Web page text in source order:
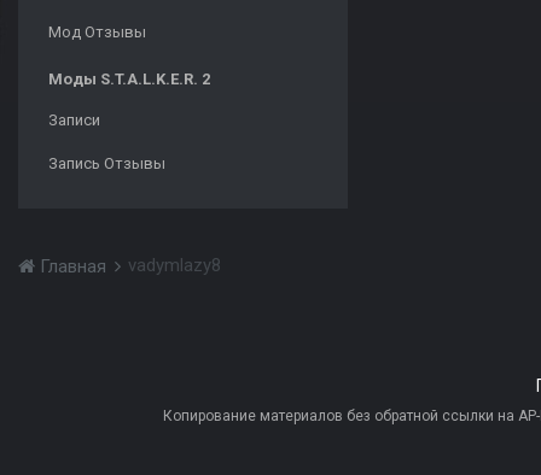
Мод Отзывы
Моды S.T.A.L.K.E.R. 2
Записи
Запись Отзывы
Главная vadymlazy8
Копирование материалов без обратной ссылки на